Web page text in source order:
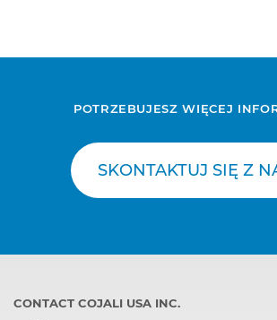
POTRZEBUJESZ WIĘCEJ
SKONTAKTUJ SIĘ Z
CONTACT COJALI USA INC.